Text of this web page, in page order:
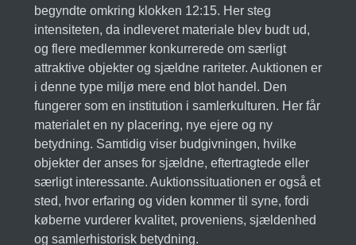
begyndte omkring klokken 12:15. Her steg
intensiteten, da indleveret materiale blev budt ud,
og flere medlemmer konkurrerede om særligt
attraktive objekter og sjældne rariteter. Auktionen er
i denne type miljø mere end blot handel. Den
fungerer som en institution i samlerkulturen. Her får
materialet en ny placering, nye ejere og ny
betydning. Samtidig viser budgivningen, hvilke
objekter der anses for sjældne, eftertragtede eller
særligt interessante. Auktionssituationen er også et
sted, hvor erfaring og viden kommer til syne, fordi
køberne vurderer kvalitet, proveniens, sjældenhed
og samlerhistorisk betydning.